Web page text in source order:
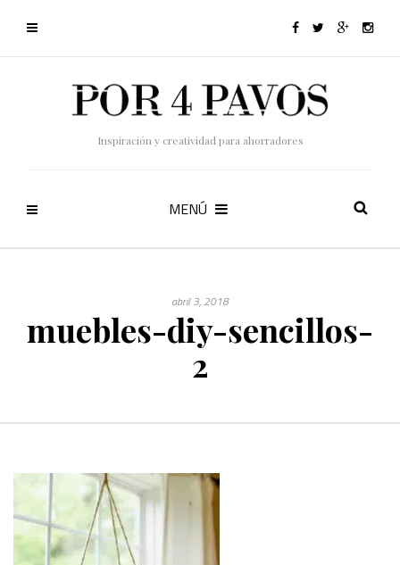
Inspiración y creatividad para ahorradores
MENÚ
abril 3, 2018
muebles-diy-sencillos-
2